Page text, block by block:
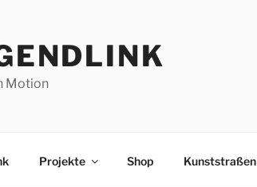
Motion
Projekte Shop Kunststraßen